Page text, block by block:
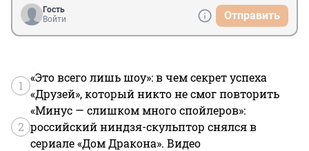
Гость
Войти
Отправить
1
«Это всего лишь шоу»: в чем секрет успеха
«Друзей», который никто не смог повторить
2
«Минус — слишком много спойлеров»:
российский ниндзя-скульптор снялся в
сериале «Дом Дракона». Видео